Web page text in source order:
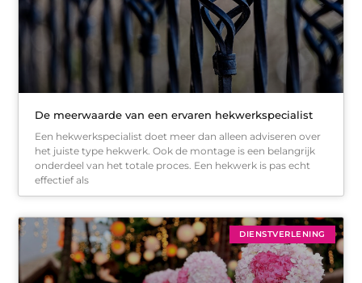
De meerwaarde van een ervaren hekwerkspecialist
Een hekwerkspecialist doet meer dan alleen adviseren over
het juiste type hekwerk. Ook de montage is een belangrijk
onderdeel van het totale proces. Een hekwerk is pas echt
effectief als
DIENSTVERLENING